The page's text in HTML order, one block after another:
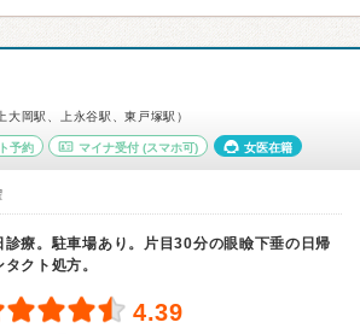
岡駅、上永谷駅、東戸塚駅）
予約 マイナ受付 (スマホ可) 女医在籍
療。駐車場あり。片目30分の眼瞼下垂の日帰
クト処方。
4.39